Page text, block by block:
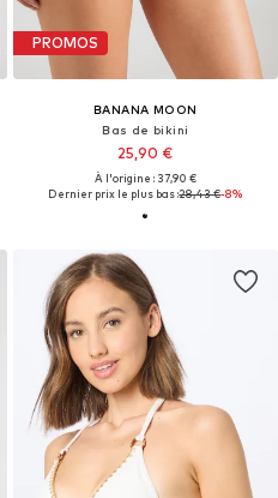
PROMOS
BANANA MOON
Bas de bikini
25,90 €
À l'origine : 37,90 €
Dernier prix le plus bas :28,43 €-8%